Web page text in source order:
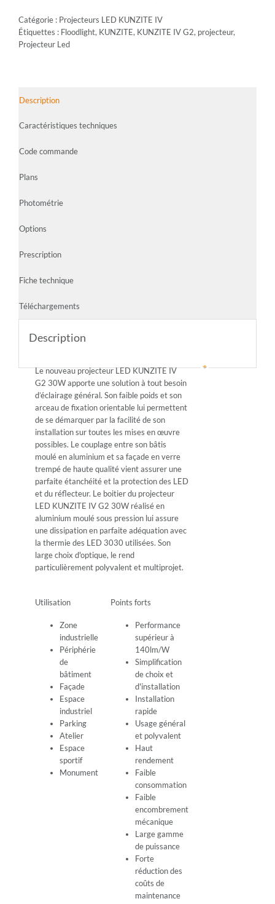
Catégorie : Projecteurs LED KUNZITE IV
Étiquettes : Floodlight, KUNZITE, KUNZITE IV G2, projecteur,
Projecteur Led
Description
Caractéristiques techniques
Code commande
Plans
Photométrie
Options
Prescription
Fiche technique
Téléchargements
Description
Le nouveau projecteur LED KUNZITE IV
G2 30W apporte une solution à tout besoin
d’éclairage général. Son faible poids et son
arceau de fixation orientable lui permettent
de se démarquer par la facilité de son
installation sur toutes les mises en œuvre
possibles. Le couplage entre son bâtis
moulé en aluminium et sa façade en verre
trempé de haute qualité vient assurer une
parfaite étanchéité et la protection des LED
et du réflecteur. Le boitier du projecteur
LED KUNZITE IV G2 30W réalisé en
aluminium moulé sous pression lui assure
une dissipation en parfaite adéquation avec
la thermie des LED 3030 utilisées. Son
large choix d'optique, le rend
particulièrement polyvalent et multiprojet.
Utilisation
Zone
industrielle
Périphérie
de
bâtiment
Façade
Espace
industriel
Parking
Atelier
Espace
sportif
Monument
Points forts
Performance
supérieur à
140lm/W
Simplification
de choix et
d'installation
Installation
rapide
Usage général
et polyvalent
Haut
rendement
Faible
consommation
Faible
encombrement
mécanique
Large gamme
de puissance
Forte
réduction des
coûts de
maintenance